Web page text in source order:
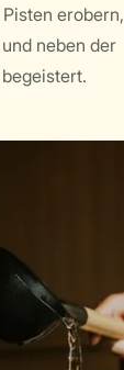
erobern,
neben der